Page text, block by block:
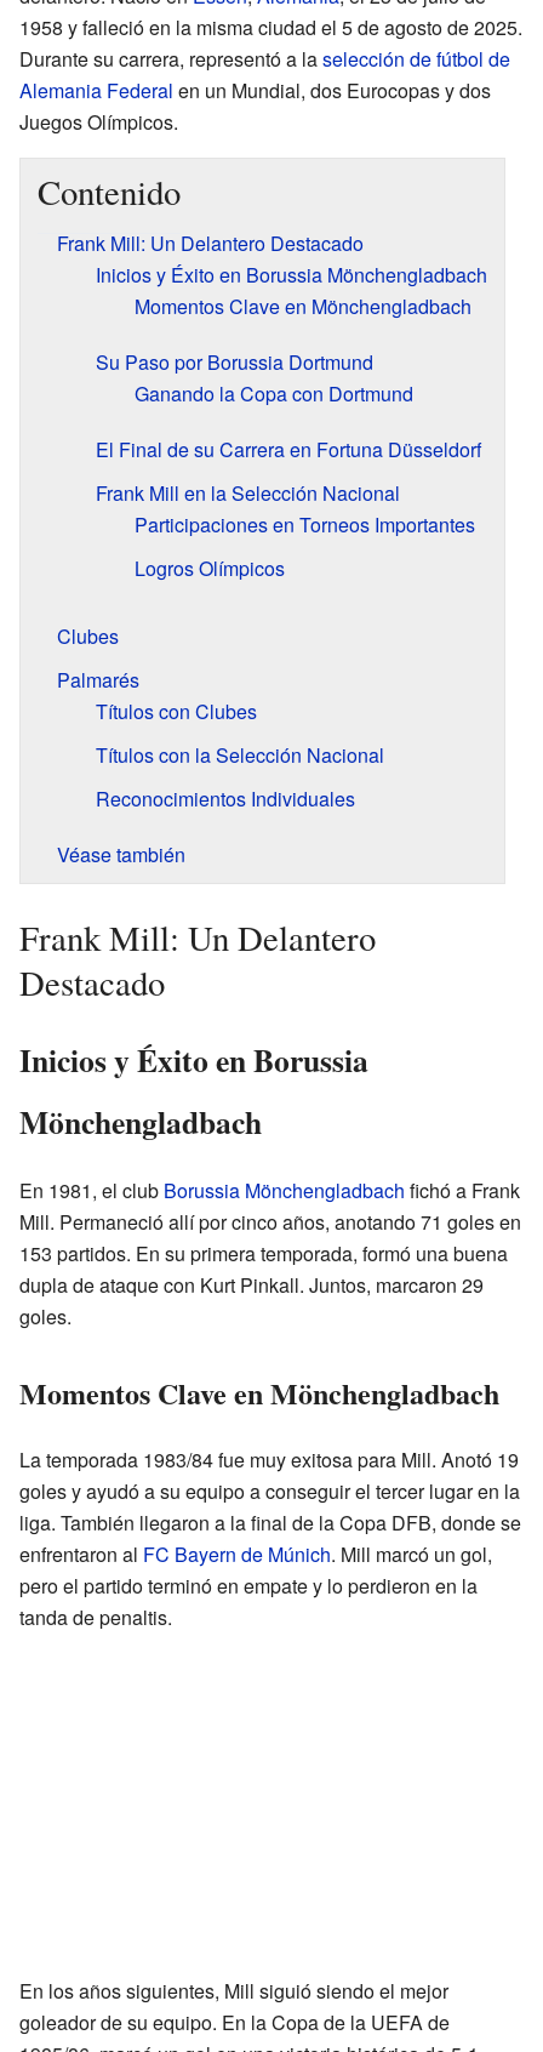
1958 y falleció en la misma ciudad el 5 de agosto de 2025.
Durante su carrera, representó a laselección de fútbol de
Alemania Federal en un Mundial, dos Eurocopas y dos
Juegos Olímpicos.
Contenido
Frank Mill: Un Delantero Destacado
Inicios y Éxito en Borussia Mönchengladbach
Momentos Clave en Mönchengladbach
Su Paso por Borussia Dortmund
Ganando la Copa con Dortmund
El Final de su Carrera en Fortuna Düsseldorf
Frank Mill en la Selección Nacional
Participaciones en Torneos Importantes
Logros Olímpicos
Clubes
Palmarés
Títulos con Clubes
Títulos con la Selección Nacional
Reconocimientos Individuales
Véase también
Frank Mill: Un Delantero
Destacado
Inicios y Éxito en Borussia
Mönchengladbach
En 1981, el club Borussia Mönchengladbach fichó a Frank
Mill. Permaneció allí por cinco años, anotando 71 goles en
153 partidos. En su primera temporada, formó una buena
dupla de ataque con Kurt Pinkall. Juntos, marcaron 29
goles.
Momentos Clave en Mönchengladbach
La temporada 1983/84 fue muy exitosa para Mill. Anotó 19
goles y ayudó a su equipo a conseguir el tercer lugar en la
liga. También llegaron a la final de la Copa DFB, donde se
enfrentaron al FC Bayern de Múnich. Mill marcó un gol,
pero el partido terminó en empate y lo perdieron en la
tanda de penaltis.
En los años siguientes, Mill siguió siendo el mejor
goleador de su equipo. En la Copa de la UEFA de